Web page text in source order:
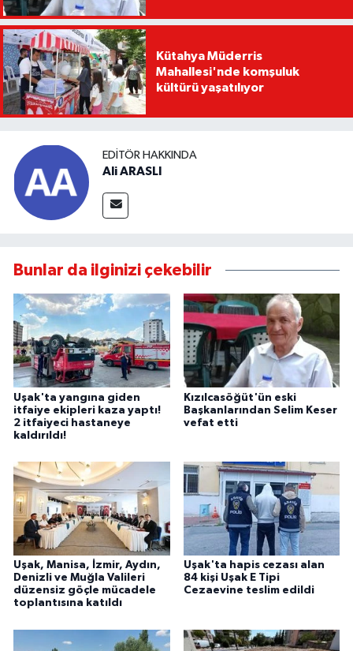
Kütahya Müderris
Mahallesi'nde komşuluk
kültürü yaşatılıyor
EDITÖR HAKKINDA
Ali ARASLI
Bunlar da ilginizi çekebilir
Uşak'ta yangına giden
itfaiye ekipleri kaza yaptı!
2 itfaiyeci hastaneye
kaldırıldı!
Kızılcasöğüt'ün eski
Başkanlarından Selim Keser
vefat etti
Uşak, Manisa, İzmir, Aydın,
Denizli ve Muğla Valileri
düzensiz göçle mücadele
toplantısına katıldı
Uşak'ta hapis cezası alan
84 kişi Uşak E Tipi
Cezaevine teslim edildi